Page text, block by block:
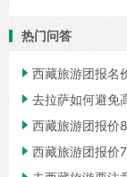
热门问答
 西藏旅游团报名
 去拉萨如何避免
 西藏旅游团报价
 西藏旅游团报价